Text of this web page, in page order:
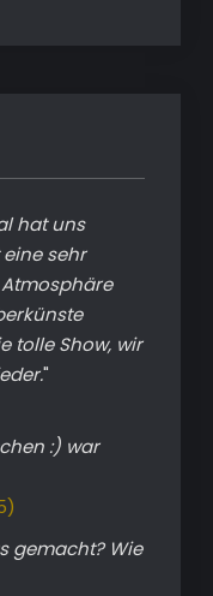
hat uns
sehr
tolle Show, wir
"
:) war
gemacht? Wie